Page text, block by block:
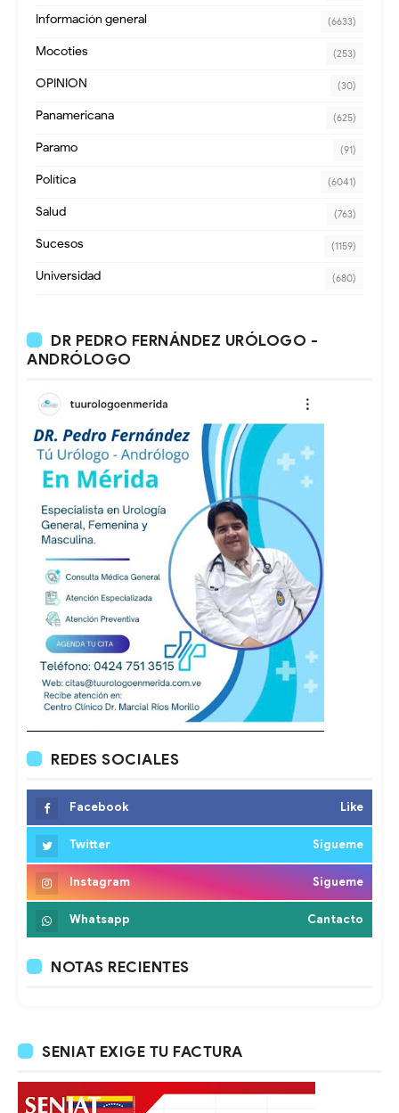
Información general (6633)
Mocoties (253)
OPINION (30)
Panamericana (625)
Paramo (91)
Política (6041)
Salud (763)
Sucesos (1159)
Universidad (680)
DR PEDRO FERNÁNDEZ URÓLOGO -
ANDRÓLOGO
REDES SOCIALES
Facebook Like
Twitter Sigueme
Instagram Sigueme
Whatsapp Cantacto
NOTAS RECIENTES
SENIAT EXIGE TU FACTURA